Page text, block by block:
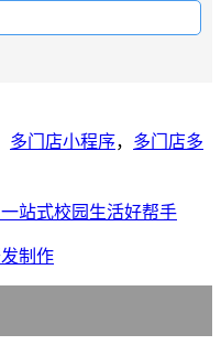
多门店小程序， 多门店多
站式校园生活好帮手
制作